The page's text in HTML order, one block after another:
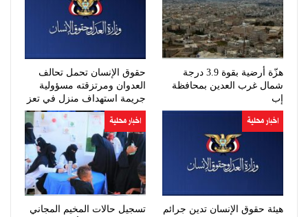
هزّة أرضية بقوة 3.9 درجة
شمال غرب العدين بمحافظة
إب
حقوق الإنسان تحمل تحالف
العدوان ومرتزقته مسؤولية
جريمة استهداف منزل في تعز
اخبار محلية
هيئة حقوق الإنسان تدين جرائم
اخبار محلية
تسجيل حالات المخيم المجاني